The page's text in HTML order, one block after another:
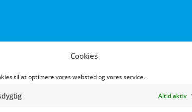
Cookies
til at optimere vores websted og vores service.
Altid aktiv
tegnestil. Han har skrevet og
Berlin«, »Leif i Forstaden«, »Som blommen i et